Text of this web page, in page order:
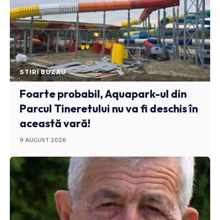
STIRI BUZAU
Foarte probabil, Aquapark-ul din
Parcul Tineretului nu va fi deschis în
această vară!
9 AUGUST 2026